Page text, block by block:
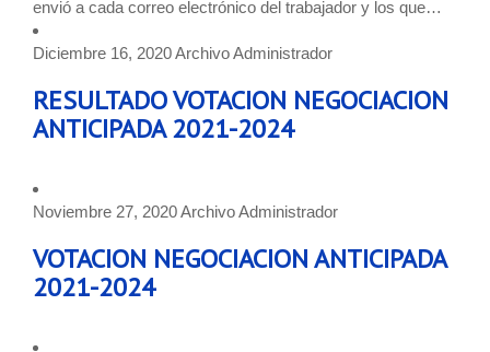
envió a cada correo electrónico del trabajador y los que…
Diciembre 16, 2020ArchivoAdministrador
RESULTADO VOTACION NEGOCIACION
ANTICIPADA 2021-2024
Noviembre 27, 2020ArchivoAdministrador
VOTACION NEGOCIACION ANTICIPADA
2021-2024